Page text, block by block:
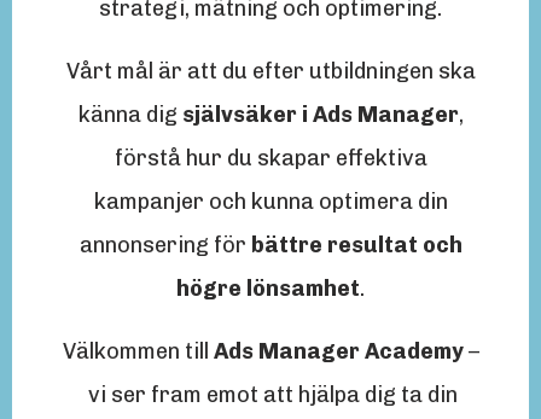
strategi, mätning och optimering.
Vårt mål är att du efter utbildningen ska
känna dig självsäker i Ads Manager,
förstå hur du skapar effektiva
kampanjer och kunna optimera din
annonsering för bättre resultat och
högre lönsamhet.
Välkommen till Ads Manager Academy–
vi ser fram emot att hjälpa dig ta din